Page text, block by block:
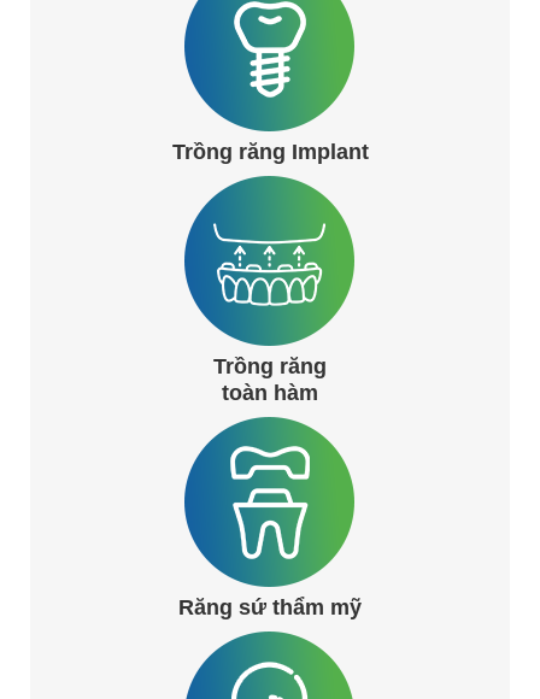
Trồng răng Implant
Trồng răng
toàn hàm
Răng sứ thẩm mỹ